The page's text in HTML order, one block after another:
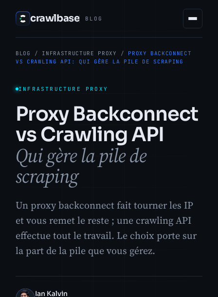
crawlbase BLOG
BLOG / INFRASTRUCTURE PROXY /
PROXY BACKCONNECT
VS CRAWLING API: QUI GÈRE LA PILE DE SCRAPING
INFRASTRUCTURE PROXY
Proxy Backconnect
vs Crawling API
Qui gère la pile de
scraping
Un proxy backconnect fait tourner les IP
et vous remet le reste ; une crawling API
effectue tout le travail. Le choix porte sur
la part de la pile que vous gérez.
Ian Kalvin